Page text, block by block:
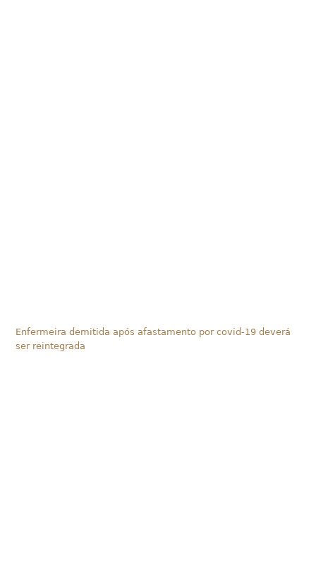
Enfermeira demitida após afastamento por covid-19 deverá
ser reintegrada